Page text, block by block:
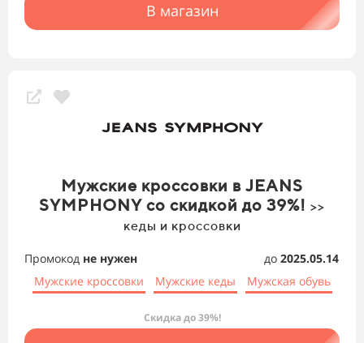
В магазин
Мужские кроссовки в JEANS
SYMPHONY со скидкой до 39%! >>
кеды и кроссовки
Промокод не нужен до 2025.05.14
Мужские кроссовки
Мужские кеды Мужская обувь
Скидка до 39%!